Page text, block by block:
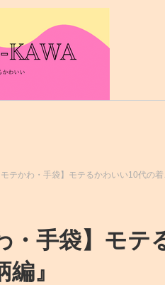
モテかわ・手袋】モテるかわいい10代の着
・手袋】モ
』